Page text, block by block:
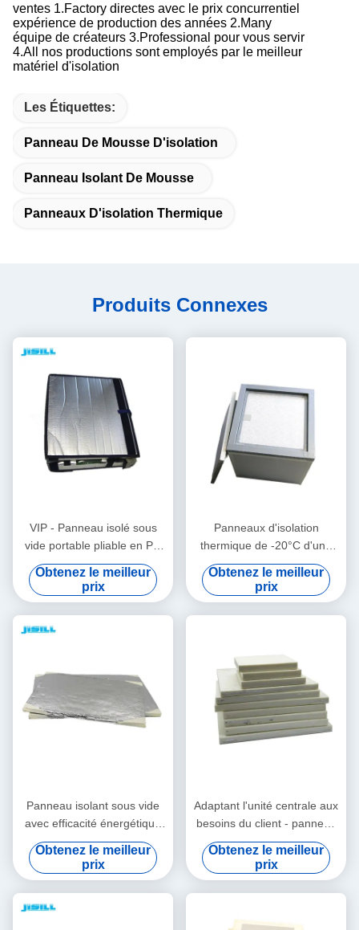
ventes 1.Factory directes avec le prix concurrentiel
expérience de production des années 2.Many
équipe de créateurs 3.Professional pour vous servir
4.All nos productions sont employés par le meilleur
matériel d'isolation
Les Étiquettes:
Panneau De Mousse D'isolation
Panneau Isolant De Mousse
Panneaux D'isolation Thermique
Produits Connexes
VIP - Panneau isolé sous
vide portable pliable en PU
pour le sang médical, vaccin
pour aliments congelés
Obtenez le meilleur
prix
Panneaux d'isolation
thermique de -20°C d'une
capacité de 42 litres pour le
sang médical, le vaccin et
les aliments pour les
aliments congelés
Obtenez le meilleur
prix
Panneau isolant sous vide
avec efficacité énergétique
et avantages de l'espace
pour les aliments surgelés
Obtenez le meilleur
prix
Adaptant l'unité centrale aux
besoins du client - panneau
isolé par vide de VIP pour la
boîte plus fraîche se
réunissante auto-
Obtenez le meilleur
prix